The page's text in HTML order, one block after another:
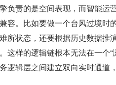
负责的是空间表现，而智能运
容。比如要做一个台风过境时
所状态，还要根据历史数据推
这样的逻辑链根本无法在一个“
逻辑层之间建立双向实时通道